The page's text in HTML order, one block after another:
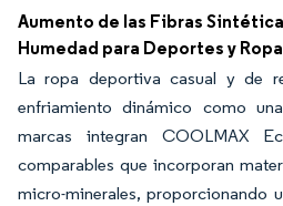
Aumento de las Fibras
Humedad para Deportes y
La ropa deportiva casual y de
enfriamiento dinámico como
marcas integran COOLMAX
comparables que incorporan
micro-minerales, proporcionando